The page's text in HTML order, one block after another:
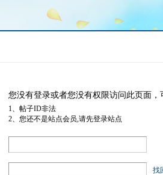
您没有登录或者您没有权限访问此页面
1、帖子ID非法
2、您还不是站点会员,请先登录站点
找